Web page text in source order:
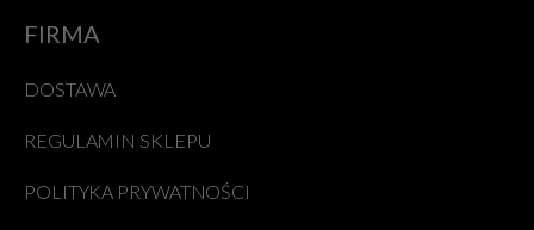
FIRMA
DOSTAWA
REGULAMIN SKLEPU
POLITYKA PRYWATNOŚCI